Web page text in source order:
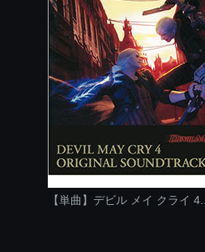
【単曲】デビル メイ クライ 4...